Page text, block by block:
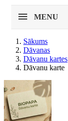
MENU
Sākums
Dāvanas
Dāvanu kartes
Dāvanu karte